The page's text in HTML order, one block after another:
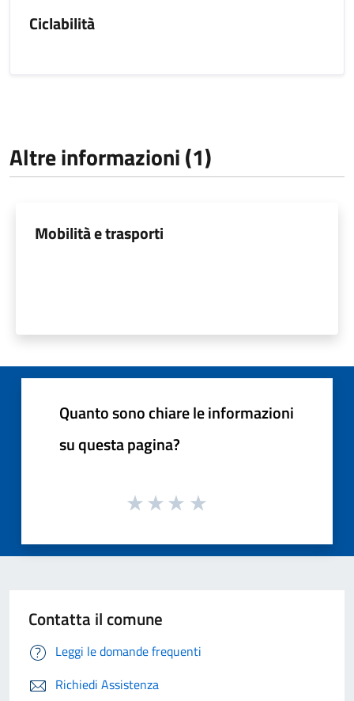
Ciclabilità
Altre informazioni (1)
Mobilità e trasporti
Quanto sono chiare le informazioni
su questa pagina?
Contatta il comune
Leggi le domande frequenti
Richiedi Assistenza